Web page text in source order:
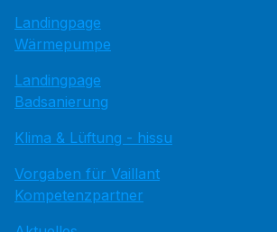
Landingpage
Wärmepumpe
Landingpage
Badsanierung
Klima & Lüftung - hissu
Vorgaben für Vaillant
Kompetenzpartner